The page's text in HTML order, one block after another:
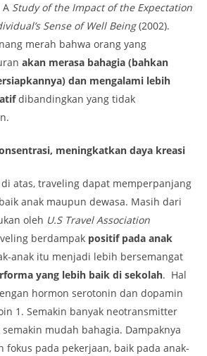
Study of the Impact of the Expectation
Sense of Well Being(2002).
merah bahwa orang yang
akan merasa bahagia (bahkan
dan mengalami lebih
dibandingkan yang tidak
meningkatkan daya kreasi
atas, traveling dapat memperpanjang
anak maupun dewasa. Masih dari
oleh U.S Travel Association
berdampak positif pada anak
anak itu menjadi lebih bersemangat
yang lebih baik di sekolah. Hal
hormon serotonin dan dopamin
1. Semakin banyak neotransmitter
mudah bahagia. Dampaknya
fokus pada pekerjaan, baik pada anak-